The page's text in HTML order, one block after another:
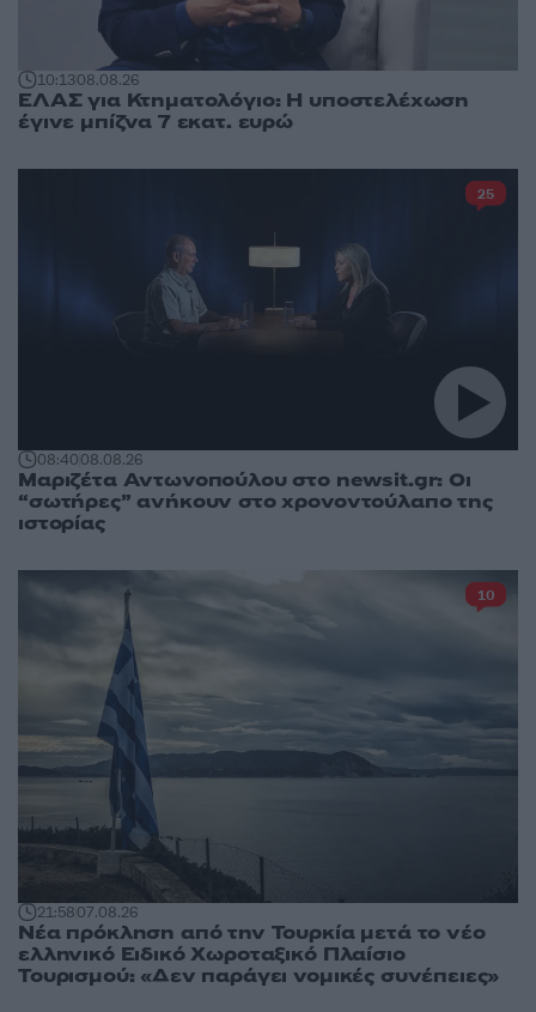
10:1308.08.26
ΕΛΑΣ για Κτηματολόγιο: Η υποστελέχωση
έγινε μπίζνα 7 εκατ. ευρώ
08:4008.08.26
Μαριζέτα Αντωνοπούλου στο newsit.gr: Οι
“σωτήρες” ανήκουν στο χρονοντούλαπο της
ιστορίας
25
21:5807.08.26
Νέα πρόκληση από την Τουρκία μετά το νέο
ελληνικό Ειδικό Χωροταξικό Πλαίσιο
Τουρισμού: «Δεν παράγει νομικές συνέπειες»
10